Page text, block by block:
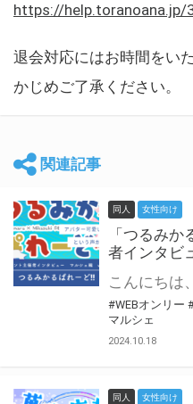
https://help.toranoana.jp/
退会対応にはお時間をい
かじめご了承ください。
関連記事
同人 女性向け
「つるみか
者インタビ
#WEBオンリー
マルシェ
2024.10.18
同人 女性向け